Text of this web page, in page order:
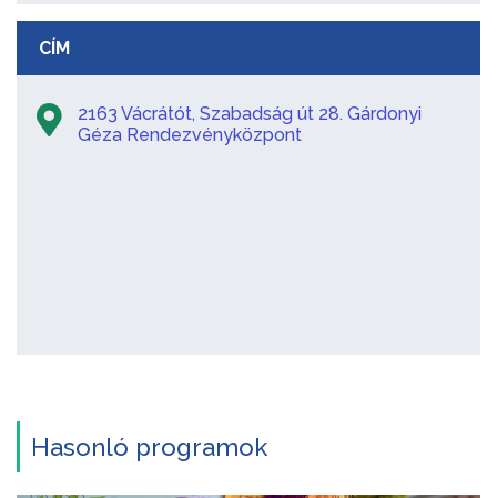
CÍM
2163 Vácrátót, Szabadság út 28. Gárdonyi
Géza Rendezvényközpont
Hasonló programok